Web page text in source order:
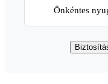
Önkéntes